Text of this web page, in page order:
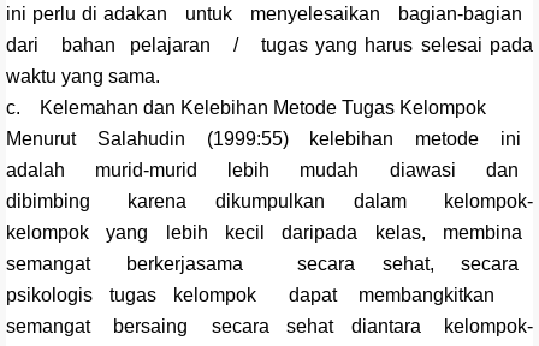
ini perlu di adakan untuk menyelesaikan bagian-bagian
dari bahan pelajaran / tugas yang harus selesai pada
waktu yang sama.
c. Kelemahan dan Kelebihan Metode Tugas Kelompok
Menurut Salahudin (1999:55) kelebihan metode ini
adalah murid-murid lebih mudah diawasi dan
dibimbing karena dikumpulkan dalam kelompok-
kelompok yang lebih kecil daripada kelas, membina
semangat berkerjasama secara sehat, secara
psikologis tugas kelompok dapat membangkitkan
semangat bersaing secara sehat diantara kelompok-